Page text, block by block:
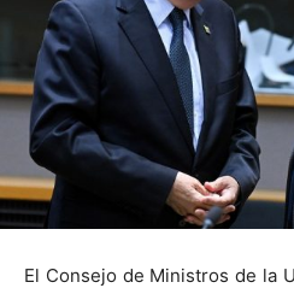
El Consejo de Ministros de la